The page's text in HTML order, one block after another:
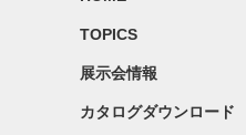
TOPICS
展示会情報
カタログダウンロード